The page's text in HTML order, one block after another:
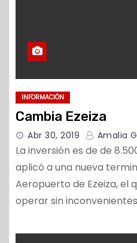
INFORMACIÓN
Cambia Ezeiza
Abr 30, 2019 Amalia
La inversión es de de
aplicó a una nueva
Aeropuerto de Ezeiza, el
operar sin